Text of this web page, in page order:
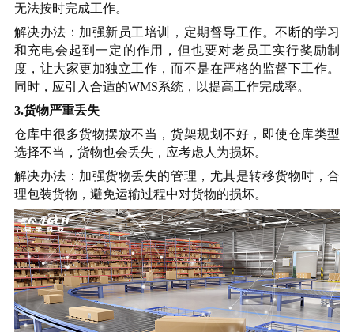
无法按时完成工作。
解决办法：加强新员工培训，定期督导工作。不断的学习
和充电会起到一定的作用，但也要对老员工实行奖励制
度，让大家更加独立工作，而不是在严格的监督下工作。
同时，应引入合适的WMS系统，以提高工作完成率。
3.货物严重丢失
仓库中很多货物摆放不当，货架规划不好，即使仓库类型
选择不当，货物也会丢失，应考虑人为损坏。
解决办法：加强货物丢失的管理，尤其是转移货物时，合
理包装货物，避免运输过程中对货物的损坏。